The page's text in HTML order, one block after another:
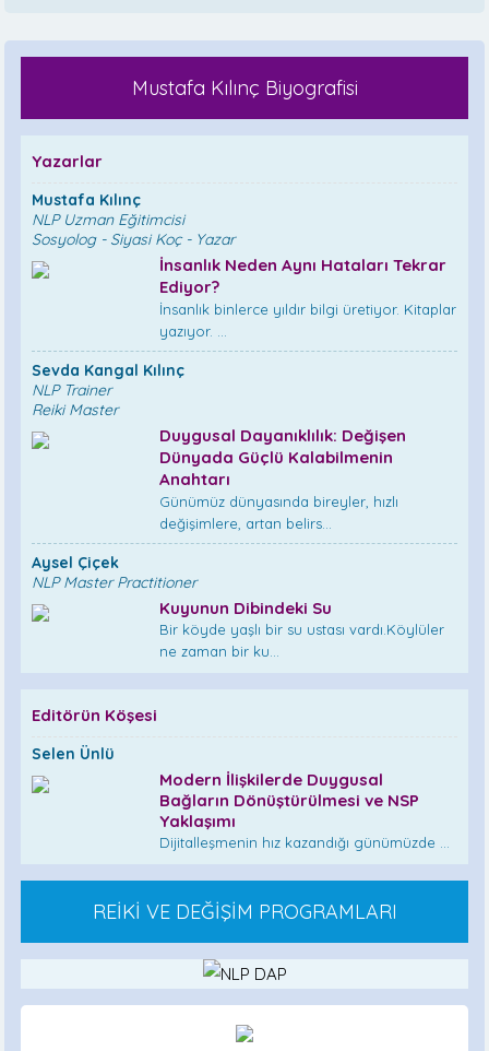
Mustafa Kılınç Biyografisi
Yazarlar
Mustafa Kılınç
NLP Uzman Eğitimcisi
Sosyolog - Siyasi Koç - Yazar
İnsanlık Neden Aynı Hataları Tekrar
Ediyor?
İnsanlık binlerce yıldır bilgi üretiyor. Kitaplar
yazıyor. ...
Sevda Kangal Kılınç
NLP Trainer
Reiki Master
Duygusal Dayanıklılık: Değişen
Dünyada Güçlü Kalabilmenin
Anahtarı
Günümüz dünyasında bireyler, hızlı
değişimlere, artan belirs...
Aysel Çiçek
NLP Master Practitioner
Kuyunun Dibindeki Su
Bir köyde yaşlı bir su ustası vardı.Köylüler
ne zaman bir ku...
Editörün Köşesi
Selen Ünlü
Modern İlişkilerde Duygusal
Bağların Dönüştürülmesi ve NSP
Yaklaşımı
Dijitalleşmenin hız kazandığı günümüzde ...
REİKİ VE DEĞİŞİM PROGRAMLARI